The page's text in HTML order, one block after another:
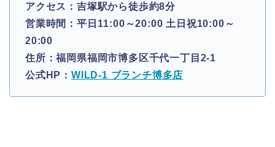
アクセス：吉塚駅から徒歩約8分
営業時間：平日11:00～20:00 土日祝10:00～
20:00
住所：福岡県福岡市博多区千代一丁目2-1
公式HP： WILD-1 ブランチ博多店